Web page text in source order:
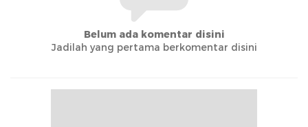
Belum ada komentar disini
Jadilah yang pertama berkomentar disini